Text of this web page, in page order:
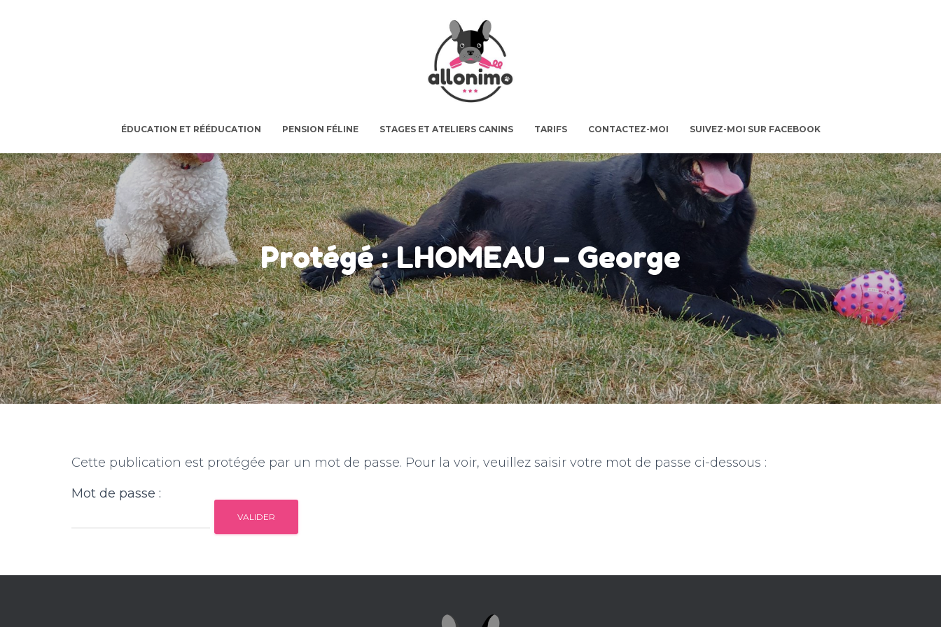
ÉDUCATION ET RÉÉDUCATION PENSION FÉLINE STAGES ET ATELIERS CANINS TARIFS CONTACTEZ-MOI SUIVEZ-MOI SUR FACEBOOK
Protégé : LHOMEAU – George
Cette publication est protégée par un mot de passe. Pour la voir, veuillez saisir votre mot de passe ci-dessous :
Mot de passe :